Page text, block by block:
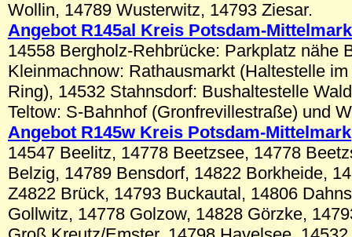
Wollin, 14789 Wusterwitz, 14793 Ziesar.
Angebot R145al Kreis Potsdam-Mittelmark
14558 Bergholz-Rehbrücke: Parkplatz nähe
Kleinmachnow: Rathausmarkt (Haltestelle
Ring), 14532 Stahnsdorf: Bushaltestelle
Teltow: S-Bahnhof (Gronfrevillestraße) und
Angebot R145w Kreis Potsdam-Mittelmark
14547 Beelitz, 14778 Beetzsee, 14778
Belzig, 14789 Bensdorf, 14822 Borkheide,
Z4822 Brück, 14793 Buckautal, 14806
Gollwitz, 14778 Golzow, 14828 Görzke,